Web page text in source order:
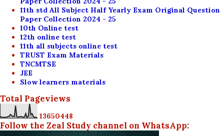
11th std All Subject Half Yearly Exam Original Question
Paper Collection 2024 - 25
10th Online test
12th online test
11th all subjects online test
TRUST Exam Materials
TNCMTSE
JEE
Slow learners materials
Total Pageviews
13650448
Follow the Zeal Study channel on WhatsApp: